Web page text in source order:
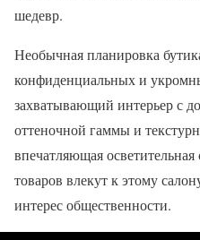
шедевр.
Необычная планировка
конфиденциальных и
захватывающий интерьер с
оттеночной гаммы и
впечатляющая
товаров влекут к этому
интерес общественности.